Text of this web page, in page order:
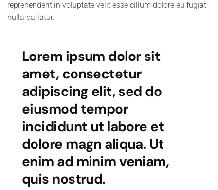
reprehenderit in voluptate velit esse cillum dolore eu fugiat
nulla pariatur.
Lorem ipsum dolor sit
amet, consectetur
adipiscing elit, sed do
eiusmod tempor
incididunt ut labore et
dolore magn aliqua. Ut
enim ad minim veniam,
quis nostrud.